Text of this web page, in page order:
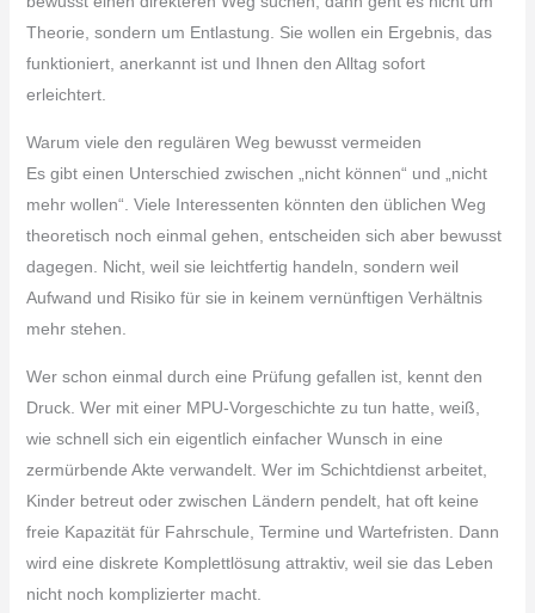
Theorie, sondern um Entlastung. Sie wollen ein Ergebnis, das
funktioniert, anerkannt ist und Ihnen den Alltag sofort
erleichtert.
Warum viele den regulären Weg bewusst vermeiden
Es gibt einen Unterschied zwischen „nicht können“ und „nicht
mehr wollen“. Viele Interessenten könnten den üblichen Weg
theoretisch noch einmal gehen, entscheiden sich aber bewusst
dagegen. Nicht, weil sie leichtfertig handeln, sondern weil
Aufwand und Risiko für sie in keinem vernünftigen Verhältnis
mehr stehen.
Wer schon einmal durch eine Prüfung gefallen ist, kennt den
Druck. Wer mit einer MPU-Vorgeschichte zu tun hatte, weiß,
wie schnell sich ein eigentlich einfacher Wunsch in eine
zermürbende Akte verwandelt. Wer im Schichtdienst arbeitet,
Kinder betreut oder zwischen Ländern pendelt, hat oft keine
freie Kapazität für Fahrschule, Termine und Wartefristen. Dann
wird eine diskrete Komplettlösung attraktiv, weil sie das Leben
nicht noch komplizierter macht.